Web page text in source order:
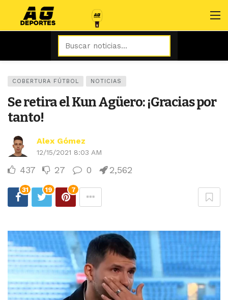
COBERTURA FÚTBOL NOTICIAS
Se retira el Kun Agüero: ¡Gracias por
tanto!
Alex Gómez
12/15/2021 8:03 AM
437 27 0 2,562
31 19 7